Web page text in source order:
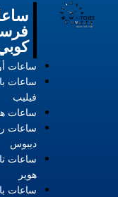
ساعات
ساعات
فيليب
ساعات
ساعات
ديبوس
ساعات
هوير
ساعات